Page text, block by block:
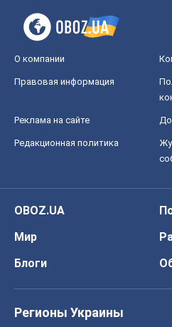
О компании
Правовая информация
Реклама на сайте
Редакционная политика
OBOZ.UA
Мир
Блоги
Регионы Украины